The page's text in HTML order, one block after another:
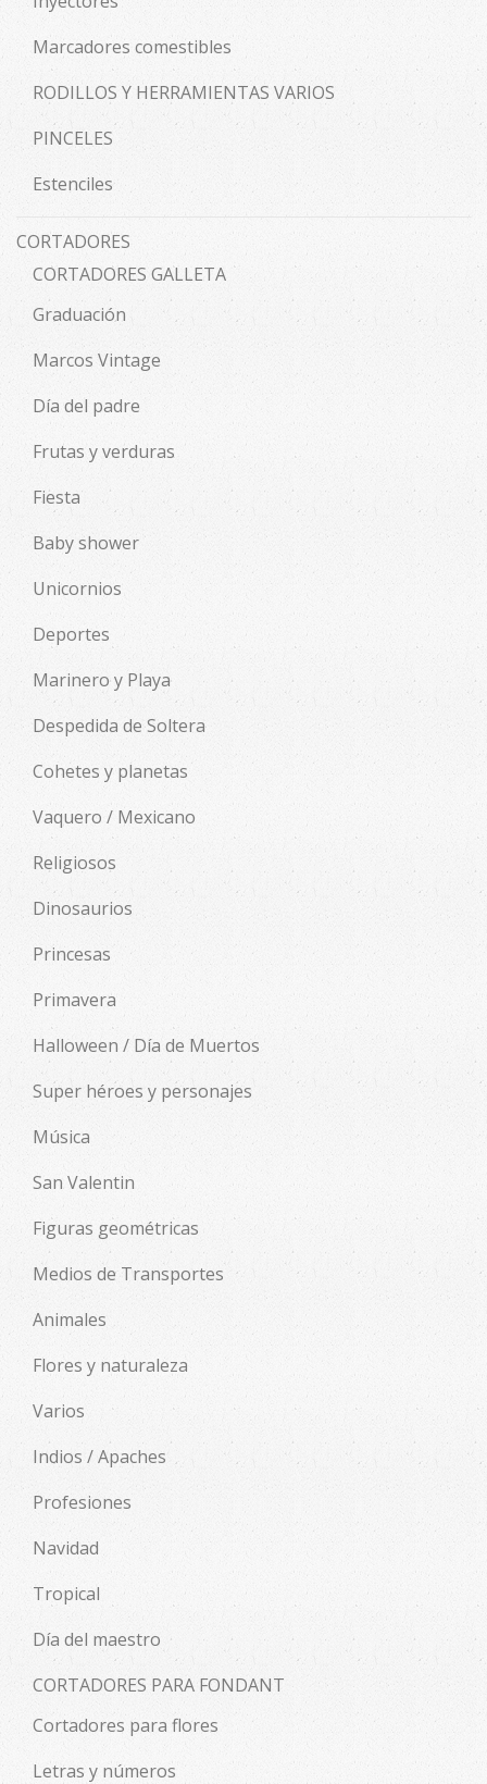
Marcadores comestibles
RODILLOS Y HERRAMIENTAS VARIOS
PINCELES
Estenciles
CORTADORES
CORTADORES GALLETA
Graduación
Marcos Vintage
Día del padre
Frutas y verduras
Fiesta
Baby shower
Unicornios
Deportes
Marinero y Playa
Despedida de Soltera
Cohetes y planetas
Vaquero / Mexicano
Religiosos
Dinosaurios
Princesas
Primavera
Halloween / Día de Muertos
Super héroes y personajes
Música
San Valentin
Figuras geométricas
Medios de Transportes
Animales
Flores y naturaleza
Varios
Indios / Apaches
Profesiones
Navidad
Tropical
Día del maestro
CORTADORES PARA FONDANT
Cortadores para flores
Letras y números